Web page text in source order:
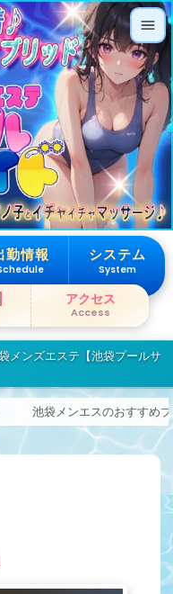
勤情報 システム
System
アクセス
Access
メンズエステ【池袋プールサ
池袋メンエスのおすすめ